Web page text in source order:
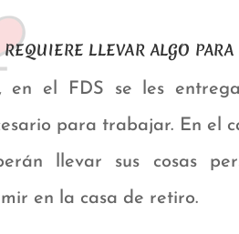
REQUIERE LLEVAR ALGO
en el FDS se les
para trabajar. En el
llevar sus cosas
en la casa de retiro.